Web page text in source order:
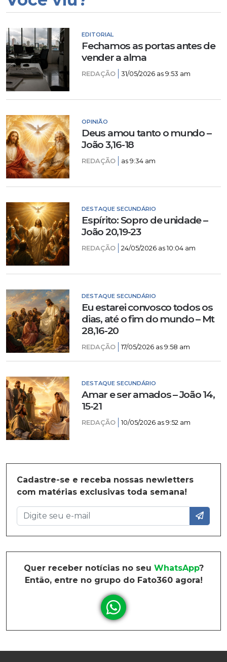
EDITORIAL
Fechamos as portas antes de
vender a alma
REDAÇÃO 31/05/2026 as 9:53 am
OPINIÃO
Deus amou tanto o mundo –
João 3,16-18
REDAÇÃO as 9:34 am
DESTAQUE SECUNDÁRIO
Espírito: Sopro de unidade –
João 20,19-23
REDAÇÃO 24/05/2026 as 10:04 am
DESTAQUE SECUNDÁRIO
Eu estarei convosco todos os
dias, até o fim do mundo – Mt
28,16-20
REDAÇÃO 17/05/2026 as 9:58 am
DESTAQUE SECUNDÁRIO
Amar e ser amados – João 14,
15-21
REDAÇÃO 10/05/2026 as 9:52 am
Cadastre-se e receba nossas newletters
com matérias exclusivas toda semana!
Quer receber notícias no seu WhatsApp?
Então, entre no grupo do Fato360 agora!